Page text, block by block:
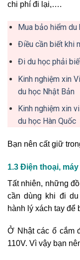
chi phí đi lại,….
Mua bảo hiểm du
Điều cần biết khi
Đi du học phải
Kinh nghiệm xin
du học Nhật Bản
Kinh nghiệm xin
du học Hàn Quốc
Bạn nên cất giữ
1.3 Điện thoại,
Tất nhiên, những
cần dùng khi đi
hành lý xách tay để
Ở Nhật các ổ cắm
110V. Vì vậy bạn